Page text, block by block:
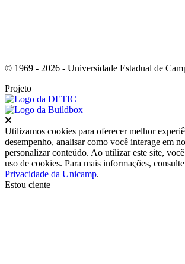
© 1969 - 2026 - Universidade Estadual de
Projeto
Utilizamos cookies para oferecer melhor
desempenho, analisar como você interage em
personalizar conteúdo. Ao utilizar este site,
uso de cookies. Para mais informações,
Privacidade da Unicamp.
Estou ciente